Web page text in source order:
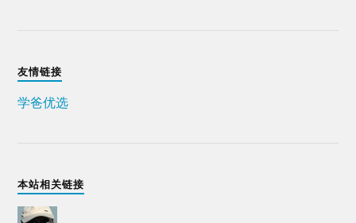
友情链接
学爸优选
本站相关链接